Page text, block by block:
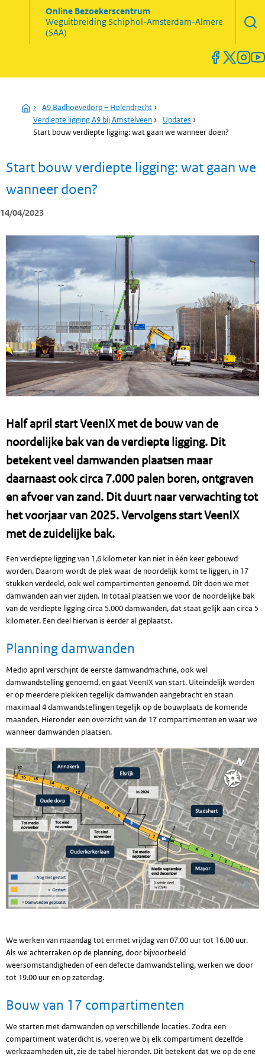
Online Bezoekerscentrum
WeguitbreidingSchiphol-Amsterdam-Almere
(SAA)
Home
› A9 Badhoevedorp – Holendrecht ›
Verdiepte ligging A9 bij Amstelveen › Updates ›
Start bouw verdiepte ligging: wat gaan we wanneer doen?
Start bouw verdiepte ligging: wat gaan we
wanneer doen?
14/04/2023
Half april start VeenIX met de bouw van de
noordelijke bak van de verdiepte ligging. Dit
betekent veel damwanden plaatsen maar
daarnaast ook circa 7.000 palen boren, ontgraven
en afvoer van zand. Dit duurt naar verwachting tot
het voorjaar van 2025. Vervolgens start VeenIX
met de zuidelijke bak.
Een verdiepte ligging van 1,6 kilometer kan niet in één keer gebouwd
worden. Daarom wordt de plek waar de noordelijk komt te liggen, in 17
stukken verdeeld, ook wel compartimenten genoemd. Dit doen we met
damwanden aan vier zijden. In totaal plaatsen we voor de noordelijke bak
van de verdiepte ligging circa 5.000 damwanden, dat staat gelijk aan circa 5
kilometer. Een deel hiervan is eerder al geplaatst.
Planning damwanden
Medio april verschijnt de eerste damwandmachine, ook wel
damwandstelling genoemd, en gaat VeenIX van start. Uiteindelijk worden
er op meerdere plekken tegelijk damwanden aangebracht en staan
maximaal 4 damwandstellingen tegelijk op de bouwplaats de komende
maanden. Hieronder een overzicht van de 17 compartimenten en waar we
wanneer damwanden plaatsen.
We werken van maandag tot en met vrijdag van 07.00 uur tot 16.00 uur.
Als we achterraken op de planning, door bijvoorbeeld
weersomstandigheden of een defecte damwandstelling, werken we door
tot 19.00 uur en op zaterdag.
Bouw van 17 compartimenten
We starten met damwanden op verschillende locaties. Zodra een
compartiment waterdicht is, voeren we bij elk compartiment dezelfde
werkzaamheden uit, zie de tabel hieronder. Dit betekent dat we op de ene